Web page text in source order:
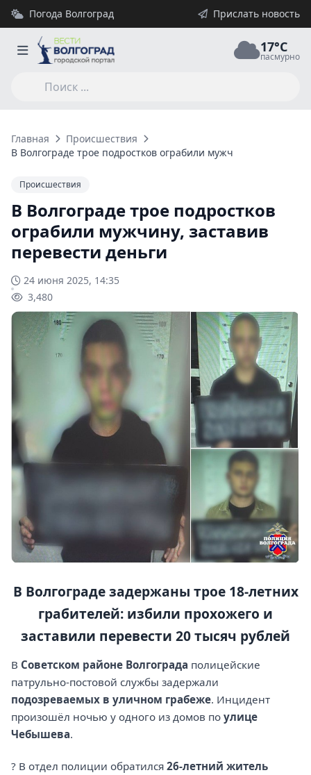
Погода Волгоград Прислать новость
17°C
пасмурно
Главная
Происшествия
В Волгограде трое подростков ограбили мужчину, заставив
Происшествия
В Волгограде трое подростков
ограбили мужчину, заставив
перевести деньги
24 июня 2025, 14:35
3,480
В Волгограде задержаны трое 18-летних
грабителей: избили прохожего и
заставили перевести 20 тысяч рублей
В Советском районе Волгограда полицейские
патрульно-постовой службы задержали
подозреваемых в уличном грабеже. Инцидент
произошёл ночью у одного из домов по улице
Чебышева.
? В отдел полиции обратился 26-летний житель